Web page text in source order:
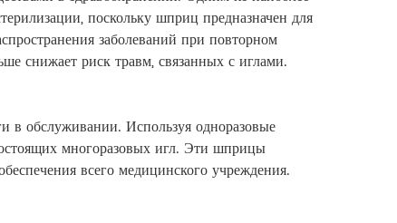
поскольку шприц предназначен для
заболеваний при повторном
снижает риск травм, связанных с иглами.
в обслуживании. Используя одноразовые
многоразовых игл. Эти шприцы
всего медицинского учреждения.